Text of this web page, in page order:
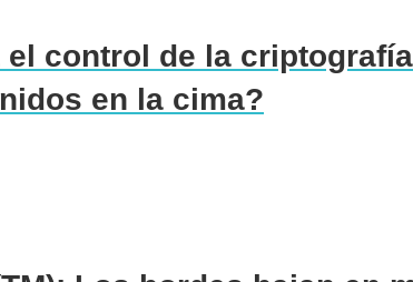
el control de la
en la cima?